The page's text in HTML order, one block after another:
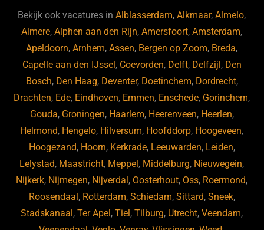
b
o
o
k
d
s
a
m
ky dI
n
Bekijk ook vacatures inAlblasserdam,Alkmaar,Almelo,
Almere,Alphen aan den Rijn,Amersfoort,Amsterdam,
Apeldoorn,Arnhem,Assen, Bergen op Zoom, Breda,
Capelle aan den IJssel, Coevorden, Delft, Delfzijl, Den
Bosch, Den Haag, Deventer, Doetinchem, Dordrecht,
Drachten, Ede, Eindhoven, Emmen, Enschede, Gorinchem,
Gouda, Groningen, Haarlem, Heerenveen, Heerlen,
Helmond, Hengelo, Hilversum, Hoofddorp, Hoogeveen,
Hoogezand, Hoorn, Kerkrade, Leeuwarden, Leiden,
Lelystad, Maastricht, Meppel, Middelburg, Nieuwegein,
Nijkerk, Nijmegen, Nijverdal, Oosterhout, Oss, Roermond,
Roosendaal, Rotterdam, Schiedam, Sittard, Sneek,
Stadskanaal,Ter Apel,Tiel,Tilburg, Utrecht,Veendam,